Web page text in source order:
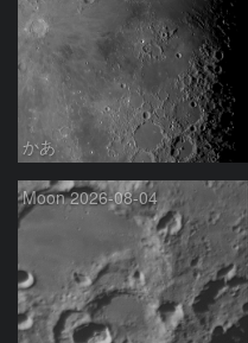
かあ
Moon 2026-08-04